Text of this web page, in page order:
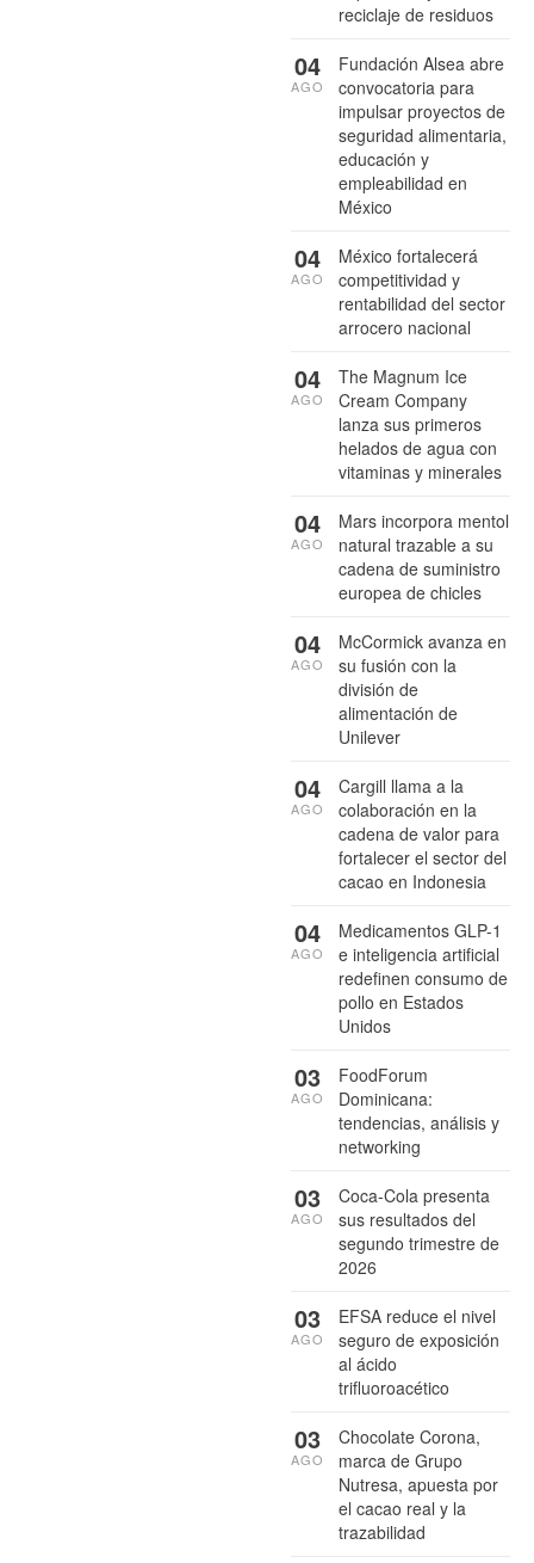
reciclaje de residuos
Fundación Alsea abre
convocatoria para
impulsar proyectos de
seguridad alimentaria,
educación y
empleabilidad en
México
04
AGO
México fortalecerá
competitividad y
rentabilidad del sector
arrocero nacional
04
AGO
The Magnum Ice
Cream Company
lanza sus primeros
helados de agua con
vitaminas y minerales
04
AGO
Mars incorpora mentol
natural trazable a su
cadena de suministro
europea de chicles
04
AGO
McCormick avanza en
su fusión con la
división de
alimentación de
Unilever
04
AGO
Cargill llama a la
colaboración en la
cadena de valor para
fortalecer el sector del
cacao en Indonesia
04
AGO
Medicamentos GLP-1
e inteligencia artificial
redefinen consumo de
pollo en Estados
Unidos
04
AGO
FoodForum
Dominicana:
tendencias, análisis y
networking
03
AGO
Coca-Cola presenta
sus resultados del
segundo trimestre de
2026
03
AGO
EFSA reduce el nivel
seguro de exposición
al ácido
trifluoroacético
03
AGO
Chocolate Corona,
marca de Grupo
Nutresa, apuesta por
el cacao real y la
trazabilidad
03
AGO